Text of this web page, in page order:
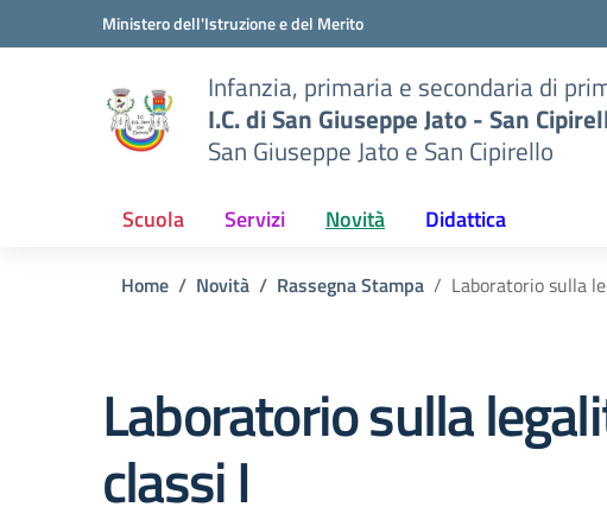
Vai ai contenuti
Vai al menu di navigazioneMinistero dell'Istruzione e del Merito
Infanzia, primaria e secondaria di
I.C. di San Giuseppe Jato - San
San Giuseppe Jato e San Cipirello
Scuola Servizi Novità Didattica
Home Novità Rassegna Stampa Laboratorio sulla
Laboratorio sulla
classi I